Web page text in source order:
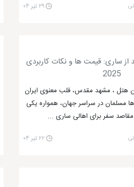
۲۹ تیر ۰۴
ساری: قیمت ها و نکات کاربردی
2025
هتل ، مشهد مقدس، قلب معنوی ایران
مسلمان در سراسر جهان، همواره یکی
سفر برای اهالی ساری ...
۲۲ تیر ۰۴